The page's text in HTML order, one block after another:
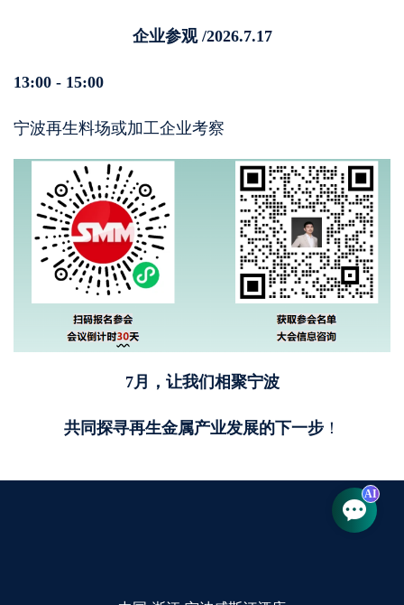
企业参观 /2026.7.17
13:00 - 15:00
宁波再生料场或加工企业考察
7月，让我们相聚宁波
共同探寻再生金属产业发展的下一步 ！
AI